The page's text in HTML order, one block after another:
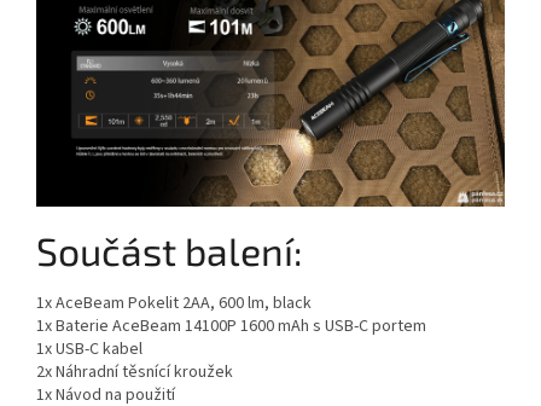
Součást balení:
1x AceBeam Pokelit 2AA, 600 lm, black
1x Baterie AceBeam 14100P 1600 mAh s USB-C portem
1x USB-C kabel
2x Náhradní těsnící kroužek
1x Návod na použití